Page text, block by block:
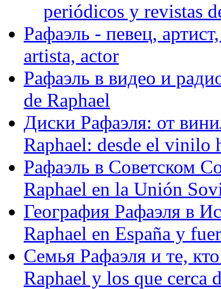
periódicos y revistas
Рафаэль - певец,
artista, actor
Рафаэль в видео и
de Raphael
Диски Рафаэля: от
Raphael: desde el vinilo
Рафаэль в Советском
Raphael en la Unión
География Рафаэля в
Raphael en España y
Семья Рафаэля и те,
Raphael y los que cerca